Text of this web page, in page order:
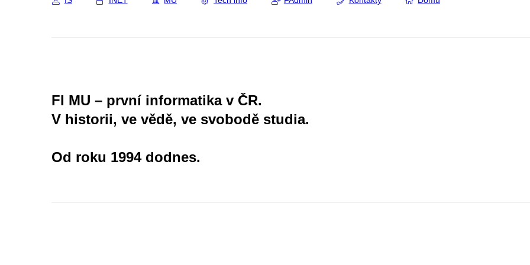
FI MU – první informatika v ČR.
V historii, ve vědě, ve svobodě studia.
Od roku 1994 dodnes.